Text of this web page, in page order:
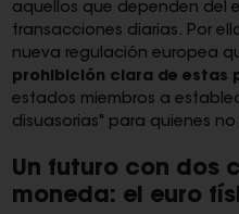
aquellos que dependen del
transacciones diarias. Por
nueva regulación europea
prohibición clara de estas
estados miembros a
disuasorias" para quienes
Un futuro con dos
moneda: el euro